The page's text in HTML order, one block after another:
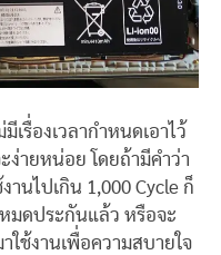
รื่องเวลากำหนดเอาไว้
ง่ายหน่อย โดยถ้ามีคำว่า
านไปเกิน 1,000 Cycle ก็
หมดประกันแล้ว หรือจะ
ใช้งานเพื่อความสบายใจ